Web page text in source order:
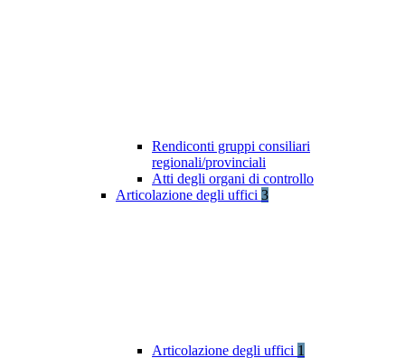
Rendiconti gruppi consiliari
regionali/provinciali
Atti degli organi di controllo
Articolazione degli uffici 3
Articolazione degli uffici 1